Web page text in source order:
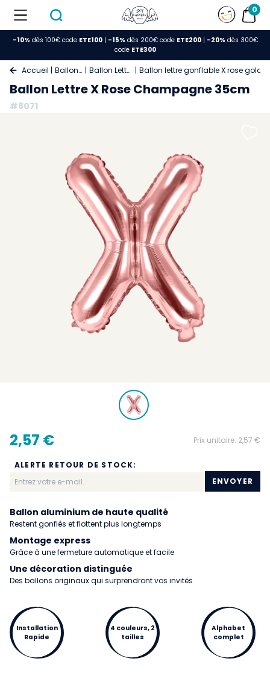
0
-10% dès 100€ code ETE100| -15% dès 200€ code ETE200| -20% dès 300€
code ETE300
Accueil Ballons Ballon Lettre Ballon lettre gonflable X rose gold
Ballon Lettre X Rose Champagne 35cm
#8071
2,57 € Prix unitaire: 2,57 €
ALERTE RETOUR DE STOCK:
ENVOYER
Ballon aluminium de haute qualité
Restent gonflés et flottent plus longtemps
Montage express
Grâce à une fermeture automatique et facile
Une décoration distinguée
Des ballons originaux qui surprendront vos invités
Installation
Rapide
4 couleurs, 2
tailles
Alphabet
complet